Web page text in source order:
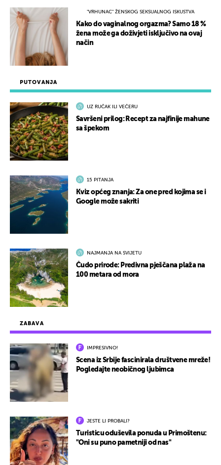
ZABAVA
IMPRESIVNO!
Scena iz Srbije fascinirala društvene mreže!
Pogledajte neobičnog ljubimca
JESTE LI PROBALI?
Turisticu oduševila ponuda u Primoštenu:
"Oni su puno pametniji od nas"
PUTOVANJA
UZ RUČAK ILI VEČERU
Savršeni prilog: Recept za najfinije mahune
sa špekom
15 PITANJA
Kviz općeg znanja: Za one pred kojima se i
Google može sakriti
NAJMANJA NA SVIJETU
Čudo prirode: Predivna pješčana plaža na
100 metara od mora
"VRHUNAC" ŽENSKOG SEKSUALNOG ISKUSTVA
Kako do vaginalnog orgazma? Samo 18 %
žena može ga doživjeti isključivo na ovaj
način